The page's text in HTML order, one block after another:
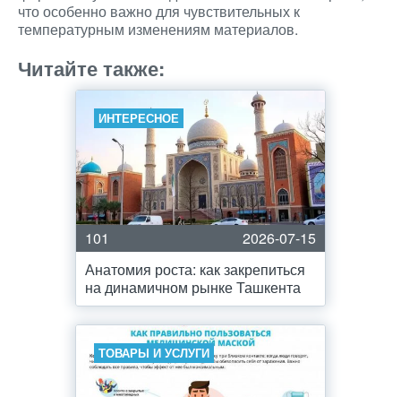
что особенно важно для чувствительных к
температурным изменениям материалов.
Читайте также:
ИНТЕРЕСНОЕ
101
2026-07-15
Анатомия роста: как закрепиться
на динамичном рынке Ташкента
ТОВАРЫ И УСЛУГИ